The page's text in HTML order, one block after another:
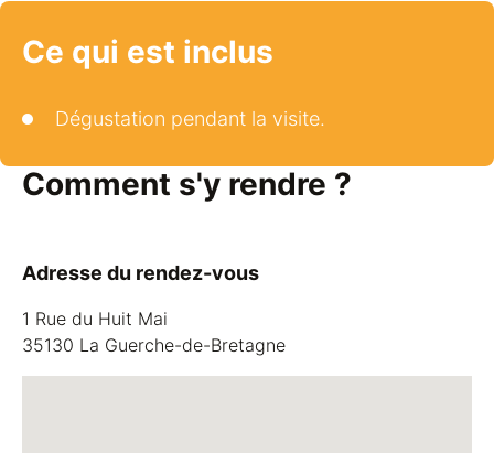
Ce qui est inclus
Dégustation pendant la visite.
Comment s'y rendre ?
Adresse du rendez-vous
1 Rue du Huit Mai
35130 La Guerche-de-Bretagne